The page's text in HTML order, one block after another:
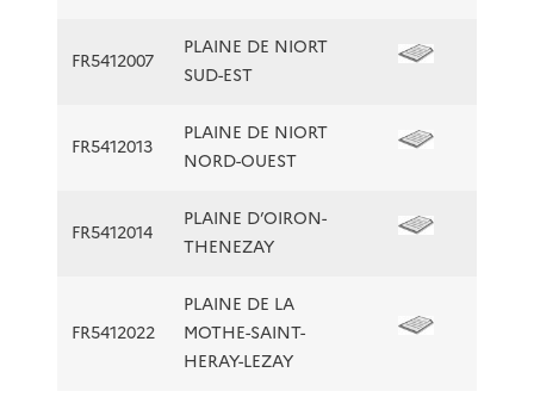
FR5412007
PLAINE DE NIORT
SUD-EST
FR5412013
PLAINE DE NIORT
NORD-OUEST
FR5412014
PLAINE D’OIRON-
THENEZAY
FR5412022
PLAINE DE LA
MOTHE-SAINT-
HERAY-LEZAY